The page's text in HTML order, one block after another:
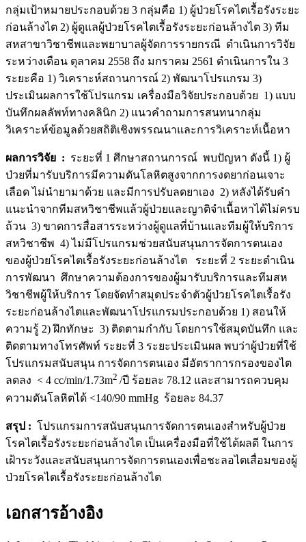
กลุ่มเป้าหมายประกอบด้วย 3 กลุ่มคือ 1) ผู้ป่วยโรคไตเรื้อรังระยะ
ก่อนล้างไต 2) ผู้ดูแลผู้ป่วยโรคไตเรื้อรังระยะก่อนล้างไต 3) ทีม
สหสาขาวิชาชีพและพยาบาลผู้จัดการรายกรณี ดำเนินการวิจัย
ระหว่างเดือน ตุลาคม 2558 ถึง มกราคม 2561 ดำเนินการใน 3
ระยะคือ 1) วิเคราะห์สถานการณ์ 2) พัฒนาโปรแกรม 3)
ประเมินผลการใช้โปรแกรม เครื่องมือวิจัยประกอบด้วย 1) แบบ
บันทึกผลลัพท์ทางคลินิก 2) แนวคำถามการสนทนากลุ่ม
วิเคราะห์ข้อมูลด้วยสถิติเชิงพรรณนาและการวิเคราะห์เนื้อหา
ผลการวิจัย : ระยะที่ 1 ศึกษาสถานการณ์ พบปัญหา ดังนี้ 1) ผู้
ป่วยที่มารับบริการมีความดันโลหิตสูงจากการงดยาก่อนเจาะ
เลือด ไม่นำยามาด้วย และมีการปรับลดยาเอง 2) หลังได้รับคำ
แนะนำจากทีมสหวิชาชีพแล้วผู้ป่วยและญาติจำเนื้อหาได้ไม่ครบ
ถ้วน 3) ขาดการสื่อสารระหว่างผู้ดูแลที่บ้านและทีมผู้ให้บริการ
สหวิชาชีพ 4) ไม่มีโปรแกรมช่วยสนับสนุนการจัดการตนเอง
ของผู้ป่วยโรคไตเรื้อรังระยะก่อนล้างไต ระยะที่ 2 ระยะดำเนิน
การพัฒนา ศึกษาความต้องการของผู้มารับบริการและทีมสห
วิชาชีพผู้ให้บริการ โดยจัดทำสมุดประจำตัวผู้ป่วยโรคไตเรื้อรัง
ระยะก่อนล้างไตและพัฒนาโปรแกรมประกอบด้วย 1) สอนให้
ความรู้ 2) ฝึกทักษะ 3) ติดตามกำกับ โดยการใช้สมุดบันทึก และ
ติดตามทางโทรศัพท์ ระยะที่ 3 ระยะประเมินผล พบว่าผู้ป่วยที่ใช้
โปรแกรมสนับสนุน การจัดการตนเอง มีอัตราการกรองของไต
ลดลง < 4 cc/min/1.73m2 /ปี ร้อยละ 78.12 และสามารถควบคุม
ความดันโลหิตได้ <140/90 mmHg ร้อยละ 84.37
สรุป : โปรแกรมการสนับสนุนการจัดการตนเองสำหรับผู้ป่วย
โรคไตเรื้อรังระยะก่อนล้างไต เป็นเครื่องมือที่ใช้ได้ผลดี ในการ
เฝ้าระวังและสนับสนุนการจัดการตนเองเพื่อชะลอไตเสื่อมของผู้
ป่วยโรคไตเรื้อรังระยะก่อนล้างไต
เอกสารอ้างอิง